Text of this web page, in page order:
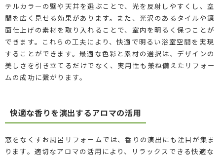
テルカラーの壁や天井を選ぶことで、光を反射しやすくし、空
間を広く見せる効果があります。また、光沢のあるタイルや鏡
面仕上げの素材を取り入れることで、室内を明るく保つことが
できます。これらの工夫により、快適で明るい浴室空間を実現
することができます。最適な色彩と素材の選択は、デザインの
美しさを引き立てるだけでなく、実用性も兼ね備えたリフォー
ムの成功に繋がります。
快適な香りを演出するアロマの活用
窓をなくすお風呂リフォームでは、香りの演出にも注目が集ま
ります。適切なアロマの活用により、リラックスできる快適な